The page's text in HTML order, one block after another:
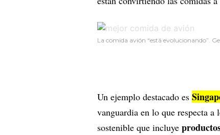
La comida avión “está evolucionando”.
Un ejemplo destacado es
vanguardia en lo que respecta
sostenible que incluye